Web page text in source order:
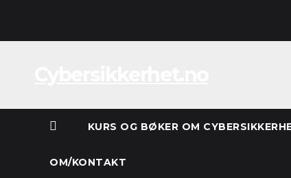
KURS OG BØKER OM
OM/KONTAKT